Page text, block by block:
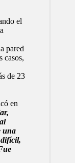
el
pared
casos,
de 23
en
una